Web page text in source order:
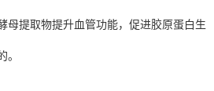
母提取物提升血管功能，促进胶原蛋白生
。